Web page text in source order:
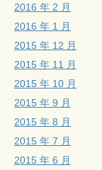
2016 年 2 月
2016 年 1 月
2015 年 12 月
2015 年 11 月
2015 年 10 月
2015 年 9 月
2015 年 8 月
2015 年 7 月
2015 年 6 月